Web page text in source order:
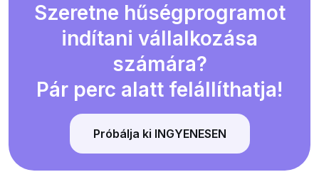
Szeretne hűségprogramot
indítani vállalkozása
számára?
Pár perc alatt felállíthatja!
Próbálja ki INGYENESEN